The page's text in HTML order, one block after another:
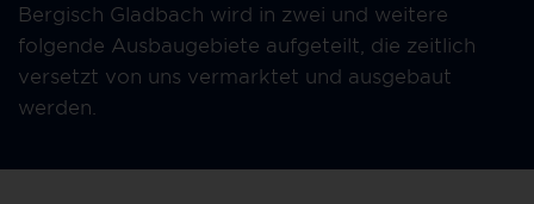
Bergisch Gladbach wird in zwei und weitere
folgende Ausbaugebiete aufgeteilt, die zeitlich
versetzt von uns vermarktet und ausgebaut
werden.